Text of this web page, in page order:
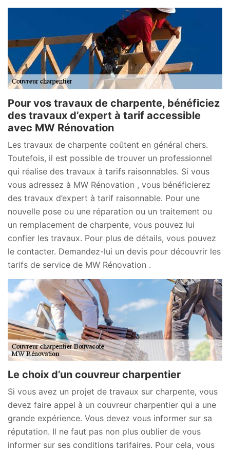
Pour vos travaux de charpente, bénéficiez
des travaux d’expert à tarif accessible
avec MW Rénovation
Les travaux de charpente coûtent en général chers.
Toutefois, il est possible de trouver un professionnel
qui réalise des travaux à tarifs raisonnables. Si vous
vous adressez à MW Rénovation , vous bénéficierez
des travaux d’expert à tarif raisonnable. Pour une
nouvelle pose ou une réparation ou un traitement ou
un remplacement de charpente, vous pouvez lui
confier les travaux. Pour plus de détails, vous pouvez
le contacter. Demandez-lui un devis pour découvrir les
tarifs de service de MW Rénovation .
Le choix d’un couvreur charpentier
Si vous avez un projet de travaux sur charpente, vous
devez faire appel à un couvreur charpentier qui a une
grande expérience. Vous devez vous informer sur sa
réputation. Il ne faut pas non plus oublier de vous
informer sur ses conditions tarifaires. Pour cela, vous